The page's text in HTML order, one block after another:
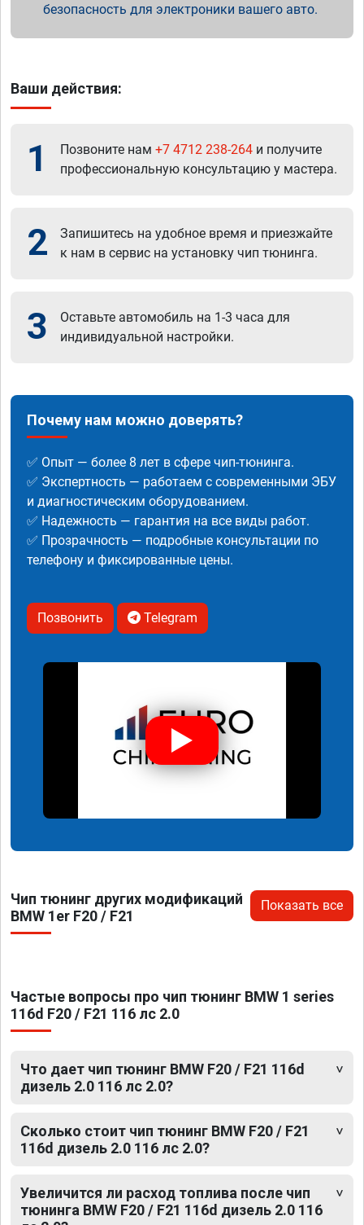
безопасность для электроники вашего авто.
Ваши действия:
1 Позвоните нам +7 4712 238-264 и получите
профессиональную консультацию у мастера.
2
Запишитесь на удобное время и приезжайте
к нам в сервис на установку чип тюнинга.
3
Оставьте автомобиль на 1-3 часа для
индивидуальной настройки.
Почему нам можно доверять?
✅ Опыт — более 8 лет в сфере чип-тюнинга.
✅ Экспертность — работаем с современными ЭБУ
и диагностическим оборудованием.
✅ Надежность — гарантия на все виды работ.
✅ Прозрачность — подробные консультации по
телефону и фиксированные цены.
Позвонить Telegram
Чип тюнинг других модификаций
BMW 1er F20 / F21
Показать все
Частые вопросы про чип тюнинг BMW 1 series
116d F20 / F21 116 лс 2.0
Что дает чип тюнинг BMW F20 / F21 116d
дизель 2.0 116 лс 2.0?
Сколько стоит чип тюнинг BMW F20 / F21
116d дизель 2.0 116 лс 2.0?
Увеличится ли расход топлива после чип
тюнинга BMW F20 / F21 116d дизель 2.0 116